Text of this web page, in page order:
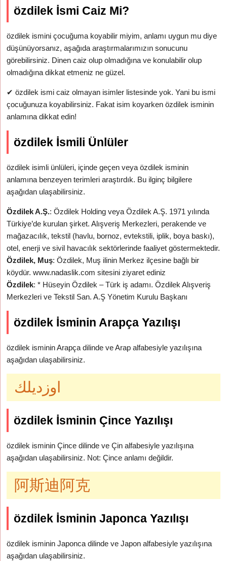
özdilek İsmi Caiz Mi?
özdilek ismini çocuğuma koyabilir miyim, anlamı uygun mu diye
düşünüyorsanız, aşağıda araştırmalarımızın sonucunu
görebilirsiniz. Dinen caiz olup olmadığına ve konulabilir olup
olmadığına dikkat etmeniz ne güzel.
✔ özdilek ismi caiz olmayan isimler listesinde yok. Yani bu ismi
çocuğunuza koyabilirsiniz. Fakat isim koyarken özdilek isminin
anlamına dikkat edin!
özdilek İsmili Ünlüler
özdilek isimli ünlüleri, içinde geçen veya özdilek isminin
anlamına benzeyen terimleri araştırdık. Bu ilginç bilgilere
aşağıdan ulaşabilirsiniz.
Özdilek A.Ş.: Özdilek Holding veya Özdilek A.Ş. 1971 yılında
Türkiye’de kurulan şirket. Alışveriş Merkezleri, perakende ve
mağazacılık, tekstil (havlu, bornoz, evtekstili, iplik, boya baskı),
otel, enerji ve sivil havacılık sektörlerinde faaliyet göstermektedir.
Özdilek, Muş: Özdilek, Muş ilinin Merkez ilçesine bağlı bir
köydür. www.nadaslik.com sitesini ziyaret ediniz
Özdilek: * Hüseyin Özdilek – Türk iş adamı. Özdilek Alışveriş
Merkezleri ve Tekstil San. A.Ş Yönetim Kurulu Başkanı
özdilek İsminin Arapça Yazılışı
özdilek isminin Arapça dilinde ve Arap alfabesiyle yazılışına
aşağıdan ulaşabilirsiniz.
اوزديلك
özdilek İsminin Çince Yazılışı
özdilek isminin Çince dilinde ve Çin alfabesiyle yazılışına
aşağıdan ulaşabilirsiniz. Not: Çince anlamı değildir.
阿斯迪阿克
özdilek İsminin Japonca Yazılışı
özdilek isminin Japonca dilinde ve Japon alfabesiyle yazılışına
aşağıdan ulaşabilirsiniz.